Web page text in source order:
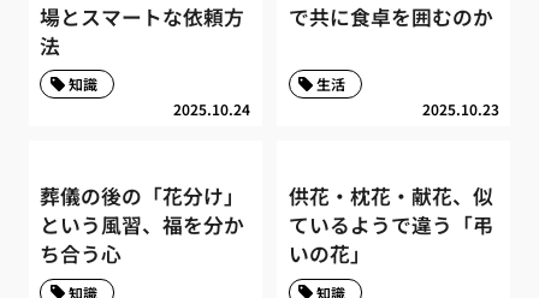
場とスマートな依頼方
法
2025.10.24
知識
で共に食卓を囲むのか
2025.10.23
生活
葬儀の後の「花分け」
という風習、福を分か
ち合う心
知識
供花・枕花・献花、似
ているようで違う「弔
いの花」
知識